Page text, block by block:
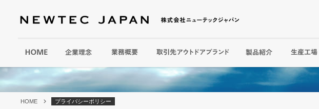
HOME プライバシーポリシー